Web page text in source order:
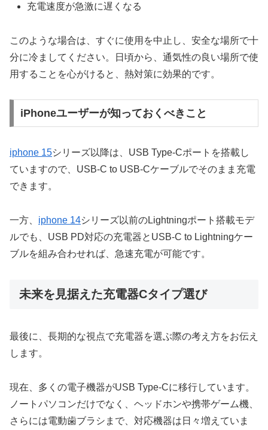
充電速度が急激に遅くなる
このような場合は、すぐに使用を中止し、安全な場所で十
分に冷ましてください。日頃から、通気性の良い場所で使
用することを心がけると、熱対策に効果的です。
iPhoneユーザーが知っておくべきこと
iphone 15シリーズ以降は、USB Type-Cポートを搭載し
ていますので、USB-C to USB-Cケーブルでそのまま充電
できます。
一方、 iphone 14シリーズ以前のLightningポート搭載モデ
ルでも、USB PD対応の充電器とUSB-C to Lightningケー
ブルを組み合わせれば、急速充電が可能です。
未来を見据えた充電器Cタイプ選び
最後に、長期的な視点で充電器を選ぶ際の考え方をお伝え
します。
現在、多くの電子機器がUSB Type-Cに移行しています。
ノートパソコンだけでなく、ヘッドホンや携帯ゲーム機、
さらには電動歯ブラシまで、対応機器は日々増えていま